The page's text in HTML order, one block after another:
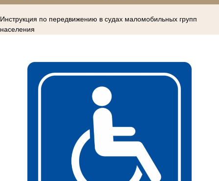
Инструкция по передвижению в судах маломобильных групп
населения